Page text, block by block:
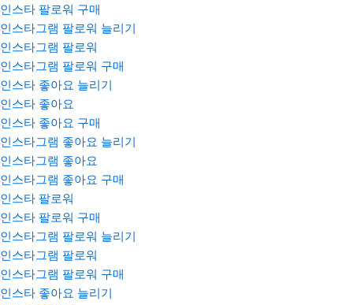
인스타 팔로워 구매
인스타그램 팔로워 늘리기
인스타그램 팔로워
인스타그램 팔로워 구매
인스타 좋아요 늘리기
인스타 좋아요
인스타 좋아요 구매
인스타그램 좋아요 늘리기
인스타그램 좋아요
인스타그램 좋아요 구매
인스타 팔로워
인스타 팔로워 구매
인스타그램 팔로워 늘리기
인스타그램 팔로워
인스타그램 팔로워 구매
인스타 좋아요 늘리기